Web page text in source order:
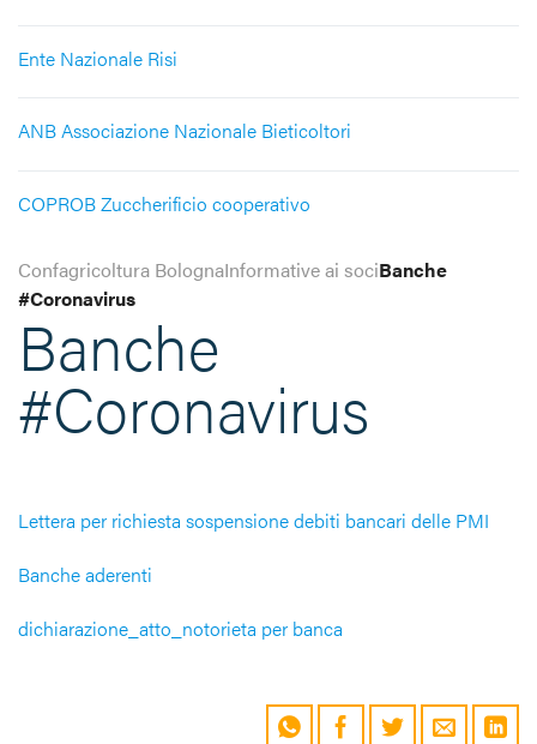
Ente Nazionale Risi
ANB Associazione Nazionale Bieticoltori
COPROB Zuccherificio cooperativo
Confagricoltura BolognaInformative ai sociBanche
#Coronavirus
Banche
#Coronavirus
Lettera per richiesta sospensione debiti bancari delle PMI
Banche aderenti
dichiarazione_atto_notorieta per banca